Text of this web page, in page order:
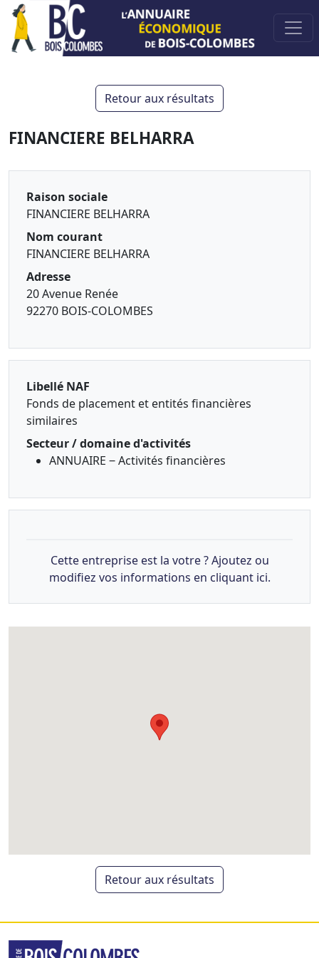
Retour aux résultats
FINANCIERE BELHARRA
Raison sociale
FINANCIERE BELHARRA
Nom courant
FINANCIERE BELHARRA
Adresse
20 Avenue Renée
92270 BOIS-COLOMBES
Libellé NAF
Fonds de placement et entités financières
similaires
Secteur / domaine d'activités
ANNUAIRE ‒ Activités financières
Cette entreprise est la votre ? Ajoutez ou
modifiez vos informations en cliquant ici.
Retour aux résultats